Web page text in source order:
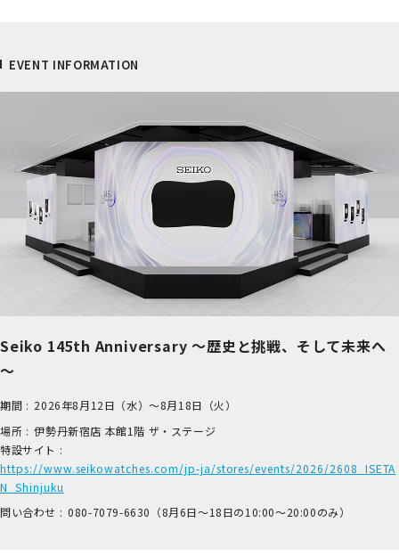
EVENT INFORMATION
Seiko 145th Anniversary ～歴史と挑戦、そして未来へ
～
期間 : 2026年8月12日（水）～8月18日（火）
場所 : 伊​勢丹新宿店 本​館1階 ザ​・ステージ
特設サイト :
https://www.seikowatches.com/jp-ja/stores/events/2026/2608_ISETA
N_Shinjuku
問い合わせ : 0​80-7​079-6​630（8月6日～18日の1​0:00～2​0:00のみ）